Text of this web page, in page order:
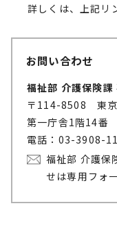
詳しくは、上記リ
お問い合わせ
福祉部 介護保険課
〒114-8508 東京
第一庁舎1階14番
電話：03-3908-
福祉部 介護保
せは専用フォ